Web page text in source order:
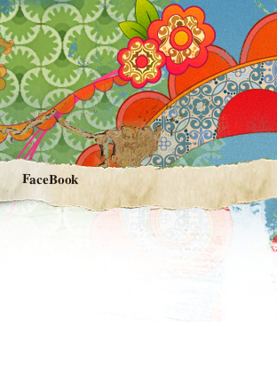
FaceBook